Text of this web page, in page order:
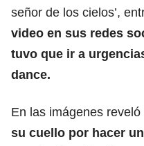
señor de los cielos’,
video en sus redes
tuvo que ir a
dance.
En las imágenes reveló
su cuello por hacer